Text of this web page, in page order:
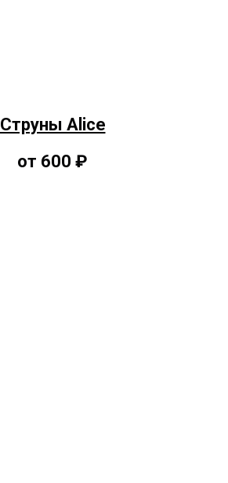
Струны Alice
от 600 ₽